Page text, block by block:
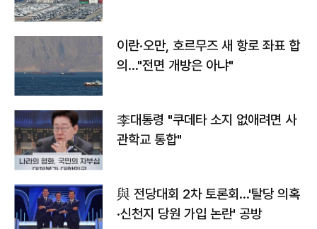
이란·오만, 호르무즈 새 항로 좌표 합
의…"전면 개방은 아냐"
李대통령 "쿠데타 소지 없애려면 사
관학교 통합"
與 전당대회 2차 토론회…'탈당 의혹
·신천지 당원 가입 논란' 공방